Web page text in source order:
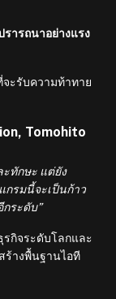
ารถนาอย่างแรง
ะรับความท้าทาย
Tomohito
ทักษะ แต่ยัง
กรมนี้จะเป็นก้าว
ระดับ”
รกิจระดับโลกและ
างพื้นฐานไอที